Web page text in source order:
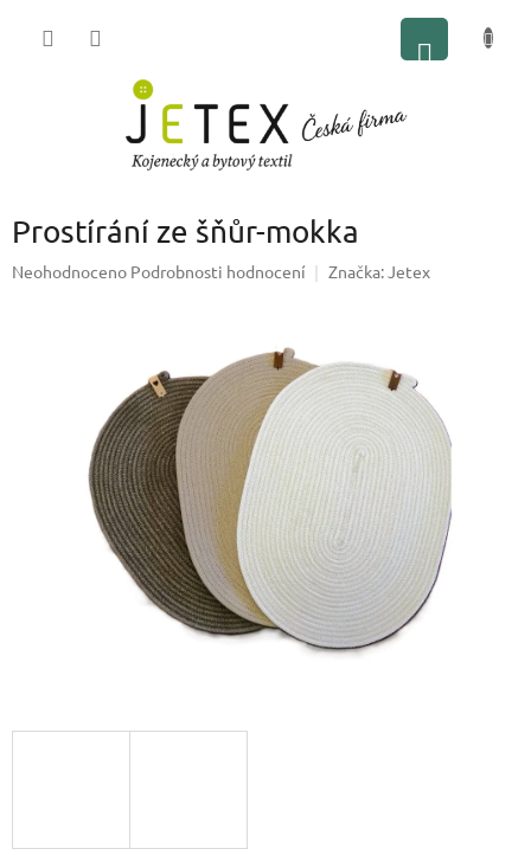
o
t
Prostírání ze šňůr-mokka
Průměrné
Neohodnoceno Podrobnosti hodnocení Značka:Jetex